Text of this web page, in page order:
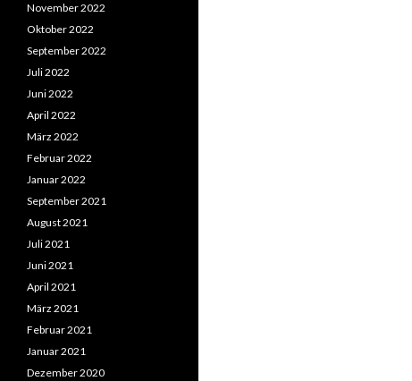
November 2022
Oktober 2022
September 2022
Juli 2022
Juni 2022
April 2022
März 2022
Februar 2022
Januar 2022
September 2021
August 2021
Juli 2021
Juni 2021
April 2021
März 2021
Februar 2021
Januar 2021
Dezember 2020